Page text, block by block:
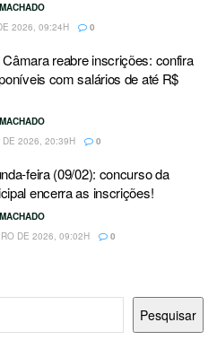
2026, 09:24H
0
reabre inscrições: confira
com salários de até R$
DE 2026, 20:39H
0
feira (09/02): concurso da
encerra as inscrições!
DE 2026, 09:02H
0
Pesquisar